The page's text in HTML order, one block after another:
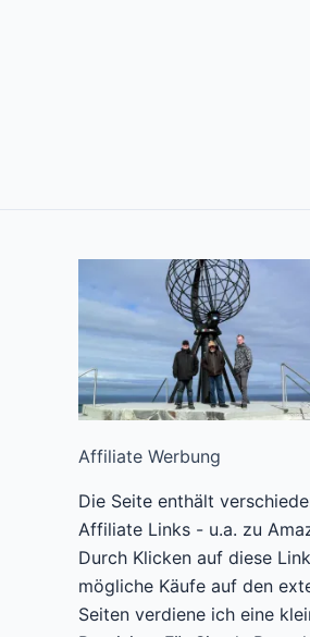
Affiliate Werbung
Die Seite enthält
Affiliate Links - u.a. zu
Durch Klicken auf diese
mögliche Käufe auf den
Seiten verdiene ich eine